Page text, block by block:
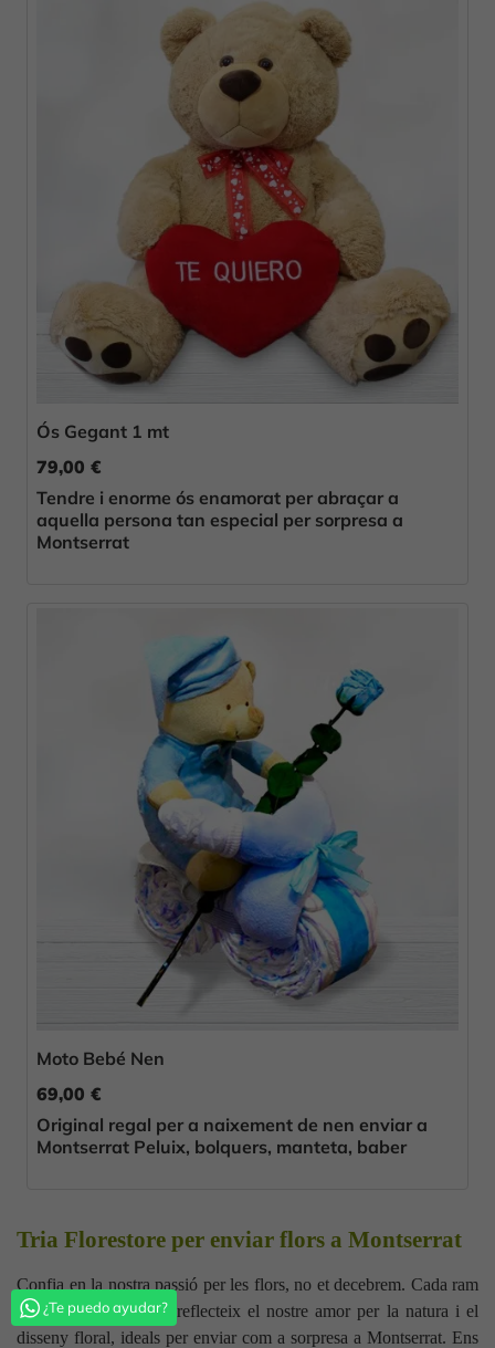
Ós Gegant 1 mt
79,00 €
Tendre i enorme ós enamorat per abraçar a
aquella persona tan especial per sorpresa a
Montserrat
Moto Bebé Nen
69,00 €
Original regal per a naixement de nen enviar a
Montserrat Peluix, bolquers, manteta, baber
Tria Florestore per enviar flors a Montserrat
Confia en la nostra passió per les flors, no et decebrem. Cada ram
és una obra d'art que reflecteix el nostre amor per la natura i el
disseny floral, ideals per enviar com a sorpresa a Montserrat. Ens
¿Te puedo ayudar?